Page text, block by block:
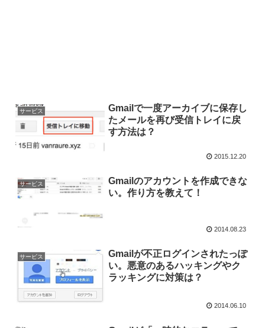
サービス
Gmailで一度アーカイブに保存し
たメールを再び受信トレイに戻
す方法は？
2015.12.20
サービス
Gmailのアカウントを作成できな
い。作り方を教えて！
2014.08.23
サービス
Gmailが不正ログインされたっぽ
い。悪意のあるハッキングやク
ラッキングに対策は？
2014.06.10